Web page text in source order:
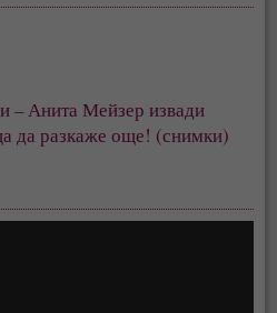
– Анита Мейзер извади
да разкаже още! (снимки)